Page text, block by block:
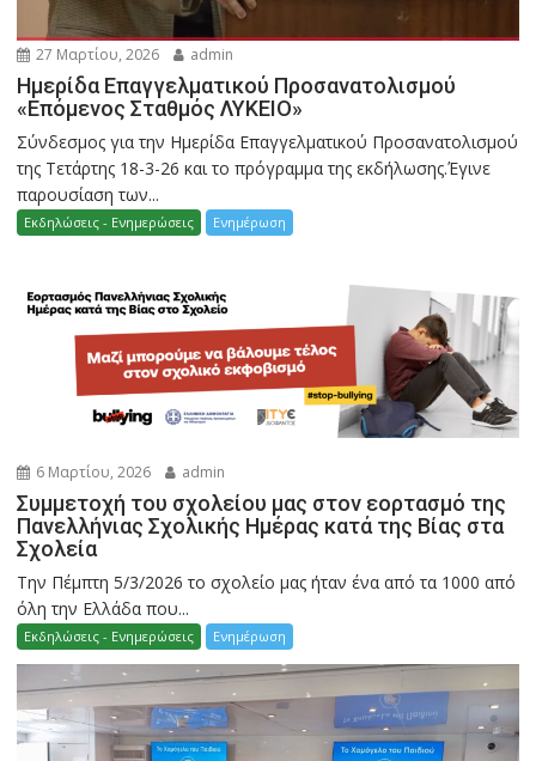
27 Μαρτίου, 2026 admin
Ημερίδα Επαγγελματικού Προσανατολισμού
«Επόμενος Σταθμός ΛΥΚΕΙΟ»
Σύνδεσμος για την Ημερίδα Επαγγελματικού Προσανατολισμού
της Τετάρτης 18-3-26 και το πρόγραμμα της εκδήλωσης.Έγινε
παρουσίαση των...
Εκδηλώσεις - Ενημερώσεις Ενημέρωση
6 Μαρτίου, 2026 admin
Συμμετοχή του σχολείου μας στον εορτασμό της
Πανελλήνιας Σχολικής Ημέρας κατά της Βίας στα
Σχολεία
Την Πέμπτη 5/3/2026 το σχολείο μας ήταν ένα από τα 1000 από
όλη την Ελλάδα που...
Εκδηλώσεις - Ενημερώσεις Ενημέρωση